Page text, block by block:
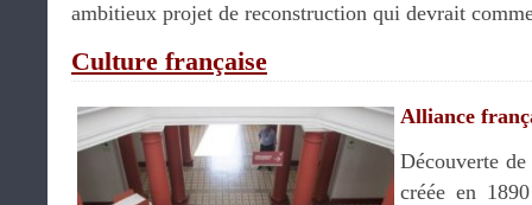
ambitieux projet de reconstruction qui devrait
Culture française
Alliance
Découverte
créée en